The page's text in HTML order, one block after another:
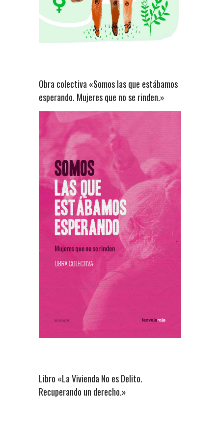
Obra colectiva «Somos las que estábamos
esperando. Mujeres que no se rinden.»
Libro «La Vivienda No es Delito.
Recuperando un derecho.»